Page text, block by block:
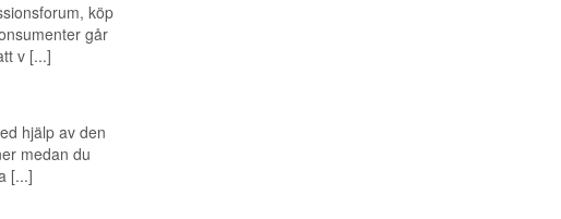
köp
går
v [...]
hjälp av den
medan du
[...]